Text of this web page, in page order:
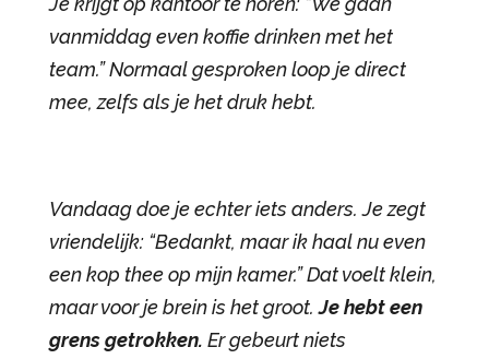
vanmiddag even koffie drinken met het
team.” Normaal gesproken loop je direct
mee, zelfs als je het druk hebt.
Vandaag doe je echter iets anders. Je zegt
vriendelijk: “Bedankt, maar ik haal nu even
een kop thee op mijn kamer.” Dat voelt klein,
maar voor je brein is het groot.Je hebt een
grens getrokken. Er gebeurt niets